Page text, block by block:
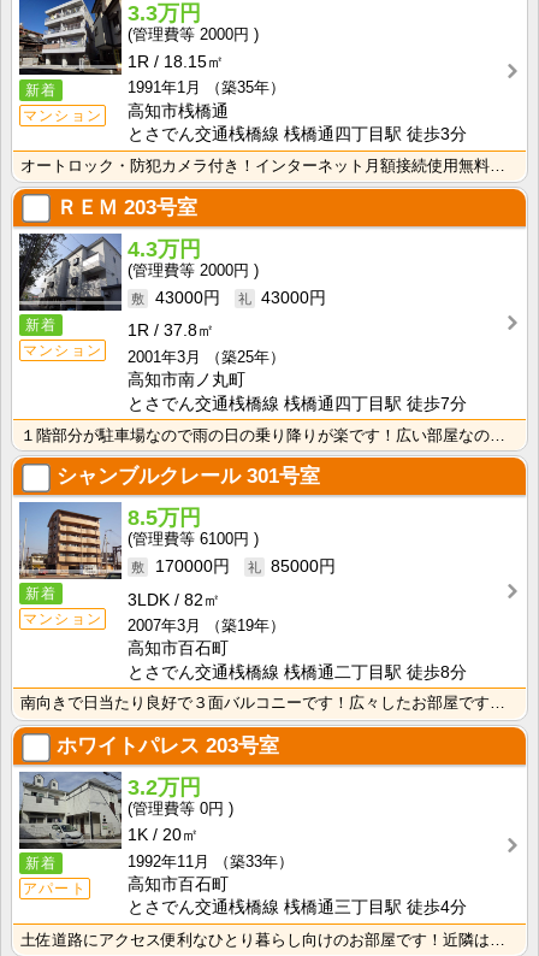
新着
マンション
3.3万円
2000円
1R
18.15㎡
1991年1月
（築35年）
高知市桟橋通
とさでん交通桟橋線 桟橋通四丁目駅 徒歩3分
ＲＥＭ 203号室
新着
マンション
4.3万円
2000円
43000円
43000円
1R
37.8㎡
2001年3月
（築25年）
高知市南ノ丸町
とさでん交通桟橋線 桟橋通四丁目駅 徒歩7分
シャンブルクレール301号室
新着
マンション
8.5万円
6100円
170000円
85000円
3LDK
82㎡
2007年3月
（築19年）
高知市百石町
とさでん交通桟橋線 桟橋通二丁目駅 徒歩8分
南向きで日当たり良好で３面バルコニーです！広々したお部屋ですよ！エレベーター付きなので、沢山お買いも･･･
ホワイトパレス 203号室
新着
アパート
3.2万円
0円
1K
20㎡
1992年11月
（築33年）
高知市百石町
とさでん交通桟橋線 桟橋通三丁目駅 徒歩4分